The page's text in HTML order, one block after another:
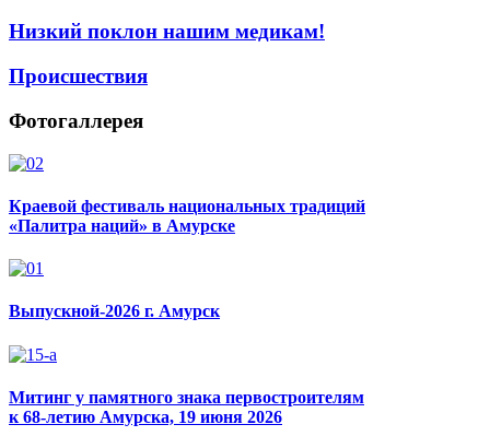
Низкий поклон нашим медикам!
Происшествия
Фотогаллерея
Краевой фестиваль национальных традиций
«Палитра наций» в Амурске
Выпускной-2026 г. Амурск
Митинг у памятного знака первостроителям
к 68-летию Амурска, 19 июня 2026